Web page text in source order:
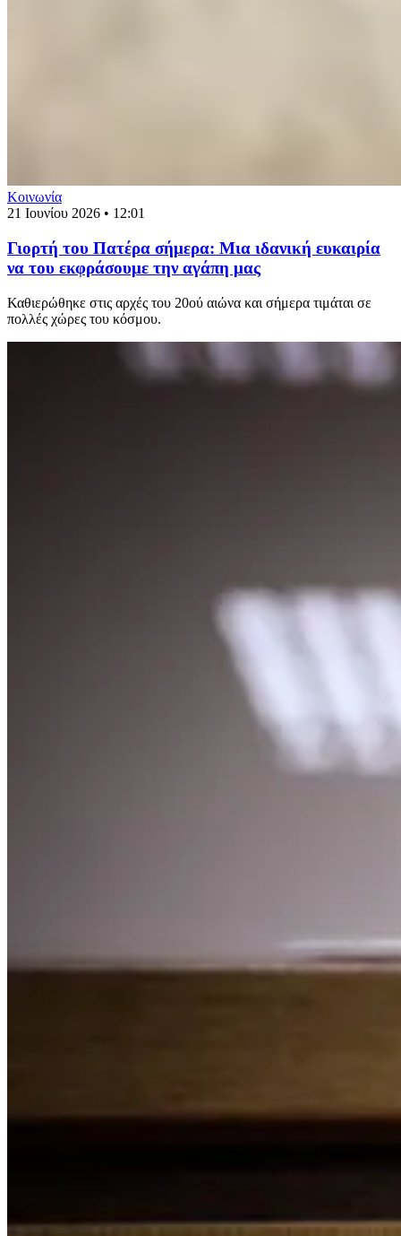
Κοινωνία
21 Ιουνίου 2026 • 12:01
Γιορτή του Πατέρα σήμερα: Μια ιδανική ευκαιρία
να του εκφράσουμε την αγάπη μας
Καθιερώθηκε στις αρχές του 20ού αιώνα και σήμερα τιμάται σε
πολλές χώρες του κόσμου.